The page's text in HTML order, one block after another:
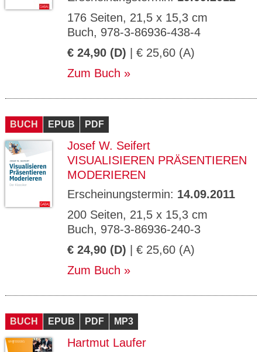
176 Seiten, 21,5 x 15,3 cm
Buch, 978-3-86936-438-4
€ 24,90 (D) | € 25,60 (A)
Zum Buch
BUCH EPUB PDF
Josef W. Seifert
VISUALISIEREN PRÄSENTIEREN
MODERIEREN
Erscheinungstermin: 14.09.2011
200 Seiten, 21,5 x 15,3 cm
Buch, 978-3-86936-240-3
€ 24,90 (D) | € 25,60 (A)
Zum Buch
BUCH EPUB PDF MP3
Hartmut Laufer